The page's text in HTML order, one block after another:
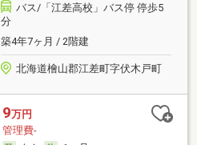
バス/「江差高校」バス停 停歩5
分
築4年7ヶ月 / 2階建
北海道檜山郡江差町字伏木戸町
9万円
管理費-